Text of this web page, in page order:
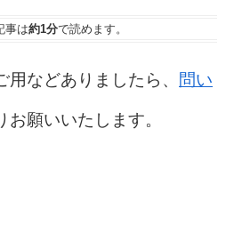
事は約1分で読めます。
などありましたら、 問い
お願いいたします。